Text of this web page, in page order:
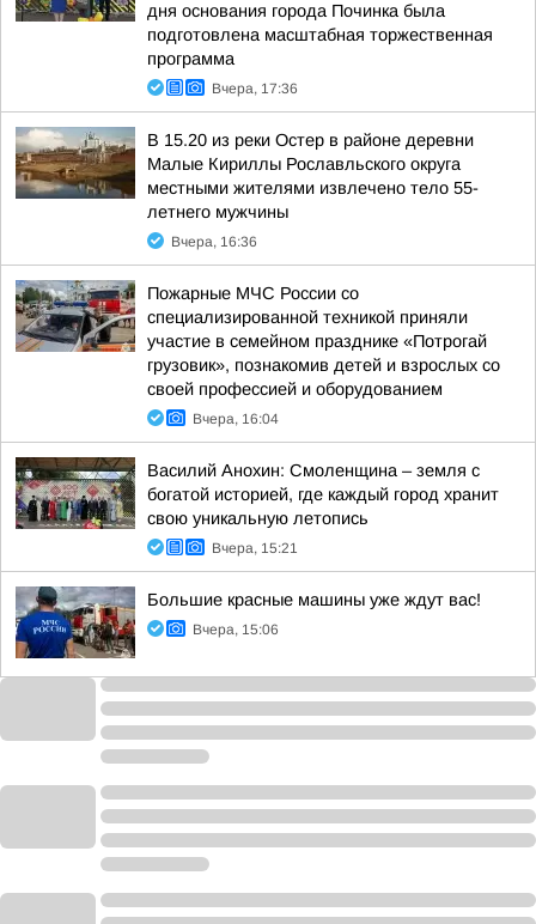
дня основания города Починка была
подготовлена масштабная торжественная
программа
Вчера, 17:36
В 15.20 из реки Остер в районе деревни
Малые Кириллы Рославльского округа
местными жителями извлечено тело 55-
летнего мужчины
Вчера, 16:36
Пожарные МЧС России со
специализированной техникой приняли
участие в семейном празднике «Потрогай
грузовик», познакомив детей и взрослых со
своей профессией и оборудованием
Вчера, 16:04
Василий Анохин: Смоленщина – земля с
богатой историей, где каждый город хранит
свою уникальную летопись
Вчера, 15:21
Большие красные машины уже ждут вас!
Вчера, 15:06